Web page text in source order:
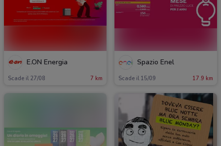
E.ON Energia
Scade il 27/08 7 km
Spazio Enel
Scade il 15/09 17.9 km